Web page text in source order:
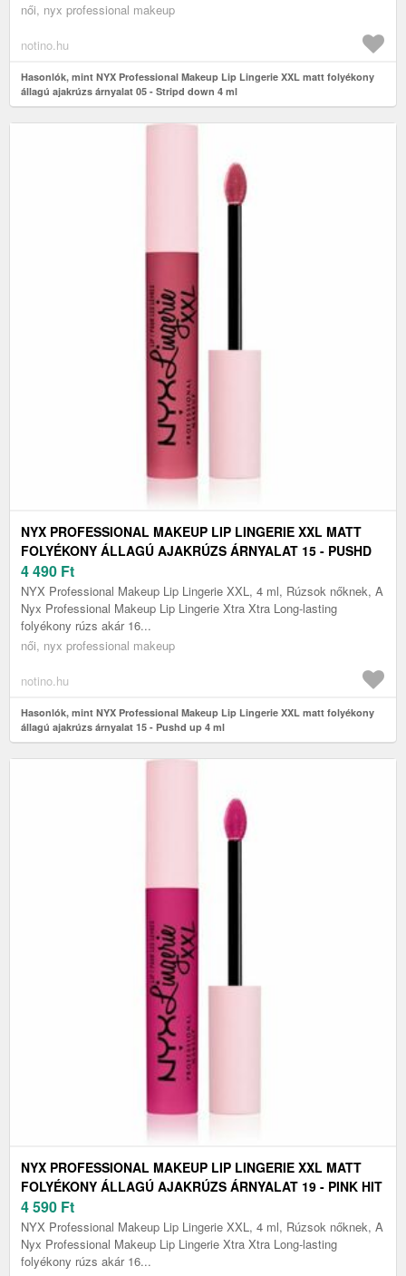
női, nyx professional makeup
notino.hu
Hasonlók, mint NYX Professional Makeup Lip Lingerie XXL matt folyékony
állagú ajakrúzs árnyalat 05 - Stripd down 4 ml
NYX PROFESSIONAL MAKEUP LIP LINGERIE XXL MATT
FOLYÉKONY ÁLLAGÚ AJAKRÚZS ÁRNYALAT 15 - PUSHD
UP 4 ML
4 490 Ft
NYX Professional Makeup Lip Lingerie XXL, 4 ml, Rúzsok nőknek, A
Nyx Professional Makeup Lip Lingerie Xtra Xtra Long-lasting
folyékony rúzs akár 16...
női, nyx professional makeup
notino.hu
Hasonlók, mint NYX Professional Makeup Lip Lingerie XXL matt folyékony
állagú ajakrúzs árnyalat 15 - Pushd up 4 ml
NYX PROFESSIONAL MAKEUP LIP LINGERIE XXL MATT
FOLYÉKONY ÁLLAGÚ AJAKRÚZS ÁRNYALAT 19 - PINK HIT
4 ML
4 590 Ft
NYX Professional Makeup Lip Lingerie XXL, 4 ml, Rúzsok nőknek, A
Nyx Professional Makeup Lip Lingerie Xtra Xtra Long-lasting
folyékony rúzs akár 16...